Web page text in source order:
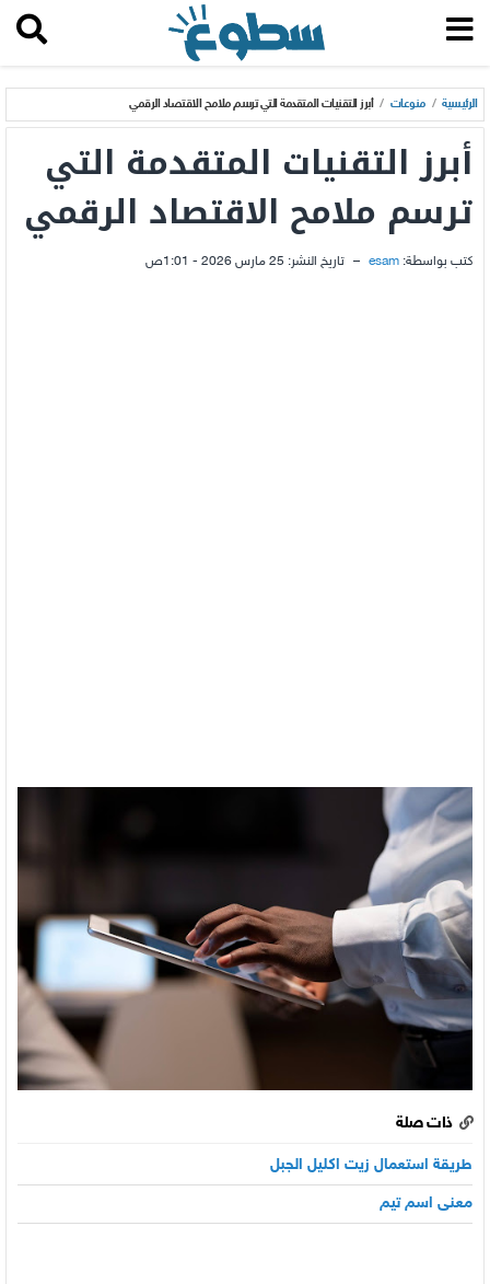
الرئيسية / منوعات / أبرز التقنيات المتقدمة التي ترسم ملامح الاقتصاد الرقمي
أبرز التقنيات المتقدمة التي
ترسم ملامح الاقتصاد الرقمي
كتب بواسطة: esam
– تاريخ النشر: 25 مارس 2026 - 1:01ص
ذات صلة
طريقة استعمال زيت اكليل الجبل
معنى اسم تيم